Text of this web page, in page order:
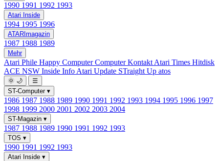
1990 1991 1992 1993
Atari Inside
1994 1995 1996
ATARImagazin
1987 1988 1989
Mehr
Atari Phile Happy ComputerComputer Kontakt Atari Times Hitdisk
ACE NSW Inside Info Atari Update STraight Up atos
🌞 🌙
☰
ST-Computer ▾
1986 1987 1988 1989 1990 1991 1992 1993 1994 1995 1996 1997
1998 1999 2000 2001 2002 2003 2004
ST-Magazin ▾
1987 1988 1989 1990 1991 1992 1993
TOS ▾
1990 1991 1992 1993
Atari Inside ▾